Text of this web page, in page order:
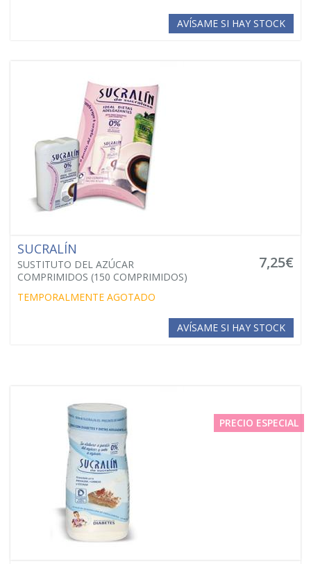
AVÍSAME SI HAY STOCK
SUCRALÍN
SUSTITUTO DEL AZÚCAR
COMPRIMIDOS (150 COMPRIMIDOS)
7,25€
TEMPORALMENTE AGOTADO
AVÍSAME SI HAY STOCK
PRECIO ESPECIAL